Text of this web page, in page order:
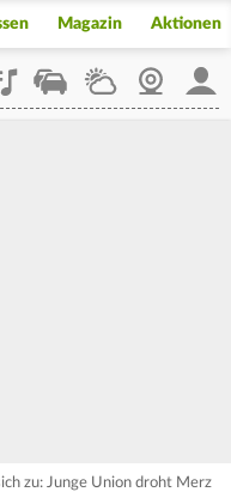
Magazin Aktionen
StaupilotWetterWebcam
zu: Junge Union droht Merz